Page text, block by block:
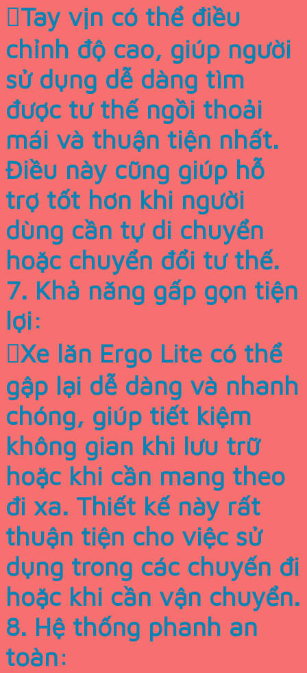
Tay vịn có thể điều
chỉnh độ cao, giúp người
sử dụng dễ dàng tìm
được tư thế ngồi thoải
mái và thuận tiện nhất.
Điều này cũng giúp hỗ
trợ tốt hơn khi người
dùng cần tự di chuyển
hoặc chuyển đổi tư thế.
7. Khả năng gấp gọn tiện
lợi:
Xe lăn Ergo Lite có thể
gập lại dễ dàng và nhanh
chóng, giúp tiết kiệm
không gian khi lưu trữ
hoặc khi cần mang theo
đi xa. Thiết kế này rất
thuận tiện cho việc sử
dụng trong các chuyến đi
hoặc khi cần vận chuyển.
8. Hệ thống phanh an
toàn: